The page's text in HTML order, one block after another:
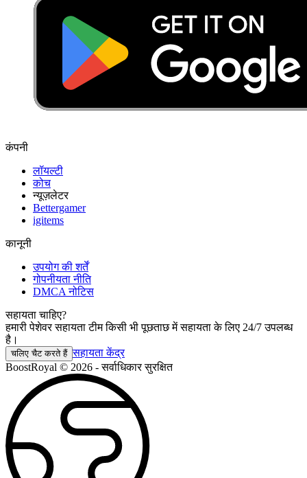
कंपनी
लॉयल्टी
कोच
न्यूज़लेटर
Bettergamer
igitems
कानूनी
उपयोग की शर्तें
गोपनीयता नीति
DMCA नोटिस
सहायता चाहिए?
हमारी पेशेवर सहायता टीम किसी भी पूछताछ में सहायता के लिए 24/7 उपलब्ध
है।
चलिए चैट करते हैं सहायता केंद्र
BoostRoyal © 2026 - सर्वाधिकार सुरक्षित